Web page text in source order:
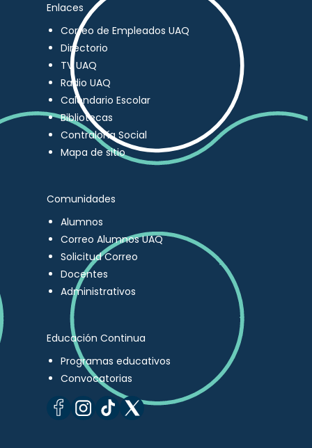
Enlaces
Correo de Empleados UAQ
Directorio
TV UAQ
Radio UAQ
Calendario Escolar
Bibliotecas
Contraloría Social
Mapa de sitio
Comunidades
Alumnos
Correo Alumnos UAQ
Solicitud Correo
Docentes
Administrativos
Educación Continua
Programas educativos
Convocatorias